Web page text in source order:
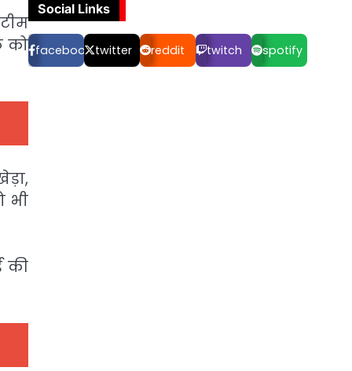
को
भी
की
Social Links
facebook twitter reddit twitch spotify